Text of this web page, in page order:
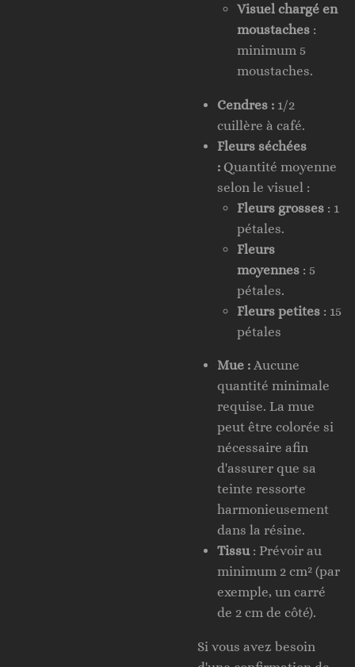
Visuel chargé en
moustaches :
minimum 5
moustaches.
Cendres : 1/2
cuillère à café.
Fleurs séchées
: Quantité moyenne
selon le visuel :
Fleurs grosses : 1
pétales.
Fleurs
moyennes : 5
pétales.
Fleurs petites : 15
pétales
Mue : Aucune
quantité minimale
requise. La mue
peut être colorée si
nécessaire afin
d'assurer que sa
teinte ressorte
harmonieusement
dans la résine.
Tissu : Prévoir au
minimum 2 cm² (par
exemple, un carré
de 2 cm de côté).
Si vous avez besoin